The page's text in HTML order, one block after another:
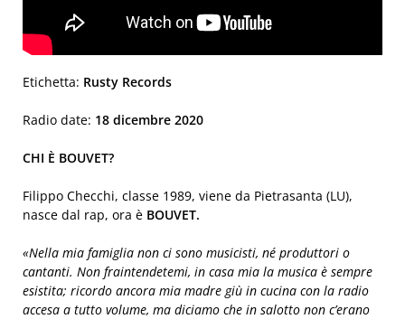
Etichetta: Rusty Records
Radio date: 18 dicembre 2020
CHI È BOUVET?
Filippo Checchi, classe 1989, viene da Pietrasanta (LU),
nasce dal rap, ora è BOUVET.
«Nella mia famiglia non ci sono musicisti, né produttori o
cantanti. Non fraintendetemi, in casa mia la musica è sempre
esistita; ricordo ancora mia madre giù in cucina con la radio
accesa a tutto volume, ma diciamo che in salotto non c’erano